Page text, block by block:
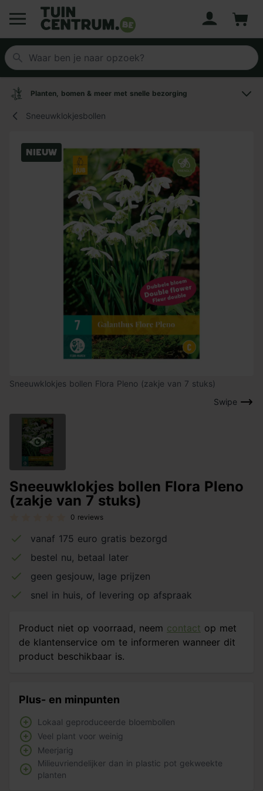
Logo Tuincentrum.be
Planten, bomen & meer met snelle bezorging
Sneeuwklokjesbollen
Swipe
Nieuw
Sneeuwklokjes bollen Flora Pleno (zakje van 7 stuks)
Sneeuwklokjes bollen Flora Pleno
(zakje van 7 stuks)
0 reviews
vanaf 175 euro gratis bezorgd
bestel nu, betaal later
geen gesjouw, lage prijzen
snel in huis, of levering op afspraak
Product niet op voorraad, neem contact op met
de klantenservice om te informeren wanneer dit
product beschikbaar is.
Plus- en minpunten
Lokaal geproduceerde bloembollen
Veel plant voor weinig
Meerjarig
Milieuvriendelijker dan in plastic pot gekweekte
planten